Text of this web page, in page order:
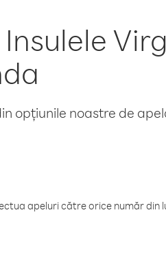
opțiunile noastre de
apeluri către orice număr din